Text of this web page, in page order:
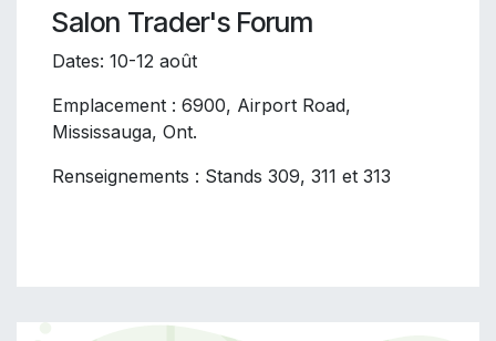
Salon Trader's Forum
Dates: 10-12 août
Emplacement : 6900, Airport Road,
Mississauga, Ont.
Renseignements : Stands 309, 311 et 313